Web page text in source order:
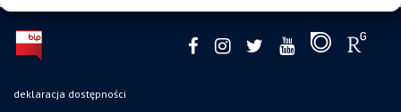
deklaracja dostępności